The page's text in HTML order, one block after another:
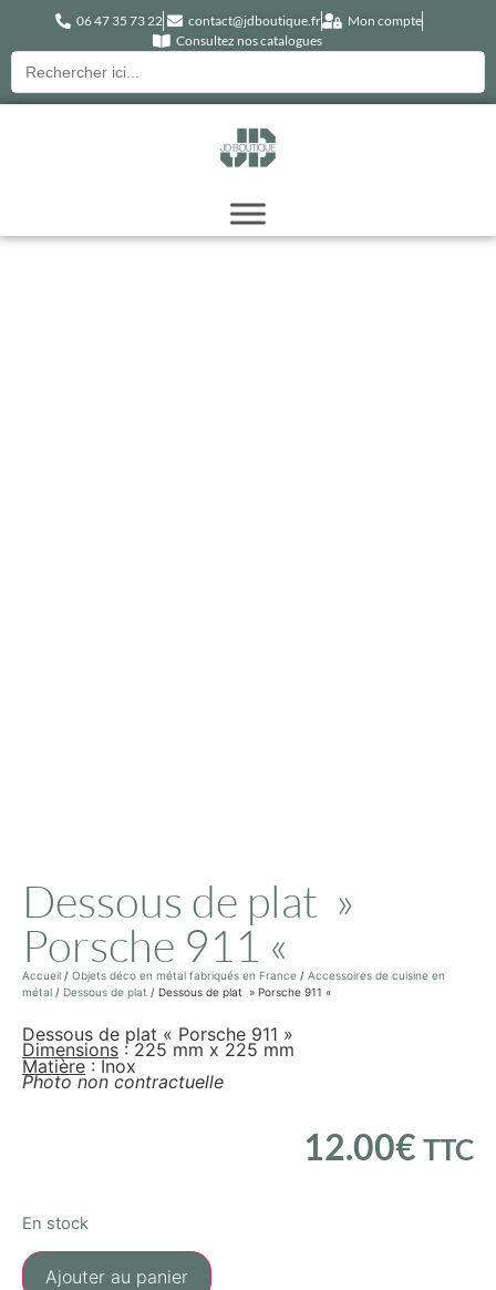
06 47 35 73 22 contact@jdboutique.fr
Mon compte
Consultez nos catalogues
Recherche
pour :
Dessous de plat »
Porsche 911 «
Accueil / Objets déco en métal fabriqués en France / Accessoires de cuisine en
métal / Dessous de plat / Dessous de plat » Porsche 911 «
Dessous de plat « Porsche 911 »
Dimensions : 225 mm x 225 mm
Matière: Inox
Photo non contractuelle
12.00€ TTC
En stock
Ajouter au panier